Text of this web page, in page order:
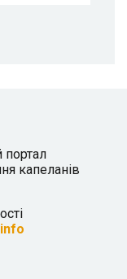
портал
капеланів